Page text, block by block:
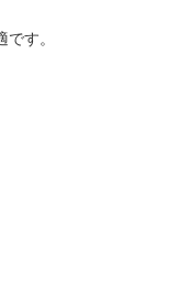
す。